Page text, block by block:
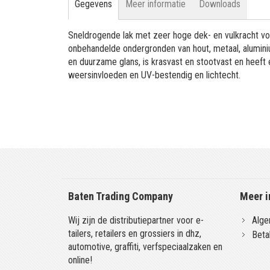
Gegevens
Sneldrogende lak met zeer hoge dek- en vulkracht
onbehandelde ondergronden van hout, metaal,
en duurzame glans, is krasvast en stootvast en
weersinvloeden en UV-bestendig en lichtecht.
Meer informatie Downloads
Baten Trading Company
Wij zijn de distributiepartner voor e-
tailers, retailers en grossiers in dhz,
automotive, graffiti, verfspeciaalzaken en
online!
Meer